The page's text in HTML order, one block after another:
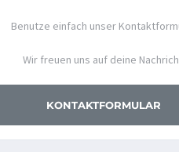
Benutze einfach unser
Wir freuen uns auf deine
KONTAKTFORMULAR